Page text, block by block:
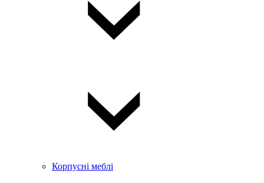
Корпусні меблі